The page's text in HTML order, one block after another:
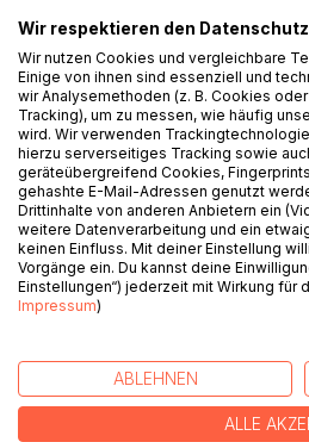
Die Rezepte sind für
zubereiten. Kein
überschaubare Teller
Besonders praktisch
prüfen und kurz ruhen
möchte.
Dieses Buch ist ideal
scharf und nicht zu
Für mehr Alltag, mehr
WEITERE
Wir respektieren den Datenschutz
Wir nutzen Cookies und vergleichbare
Einige von ihnen sind essenziell und
wir Analysemethoden (z. B. Cookies
Tracking), um zu messen, wie häufig
wird. Wir verwenden
hierzu serverseitiges Tracking sowie
geräteübergreifend Cookies,
gehashte E-Mail-Adressen genutzt
Drittinhalte von anderen Anbietern ein
weitere Datenverarbeitung und ein
keinen Einfluss. Mit deiner Einstellung
Vorgänge ein. Du kannst deine
Einstellungen“) jederzeit mit Wirkung für
Impressum)
ABLEHNEN
ALLE